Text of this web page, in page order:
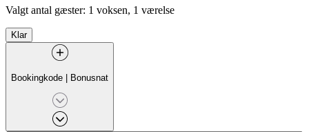
Valgt antal gæster: 1 voksen, 1 værelse
Klar
Bookingkode | Bonusnat